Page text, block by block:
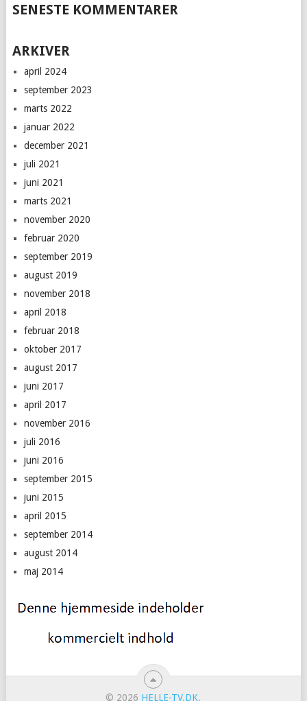
SENESTE KOMMENTARER
ARKIVER
april 2024
september 2023
marts 2022
januar 2022
december 2021
juli 2021
juni 2021
marts 2021
november 2020
februar 2020
september 2019
august 2019
november 2018
april 2018
februar 2018
oktober 2017
august 2017
juni 2017
april 2017
november 2016
juli 2016
juni 2016
september 2015
juni 2015
april 2015
september 2014
august 2014
maj 2014
© 2026 HELLE-TV.DK.